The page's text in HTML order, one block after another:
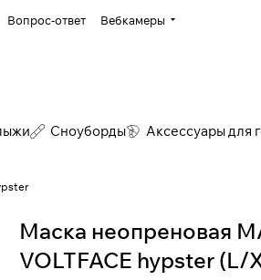
Вопрос-ответ Вебкамеры
Сноуборды Аксессуары для
Маска неопреновая
VOLTFACE hypster (L/